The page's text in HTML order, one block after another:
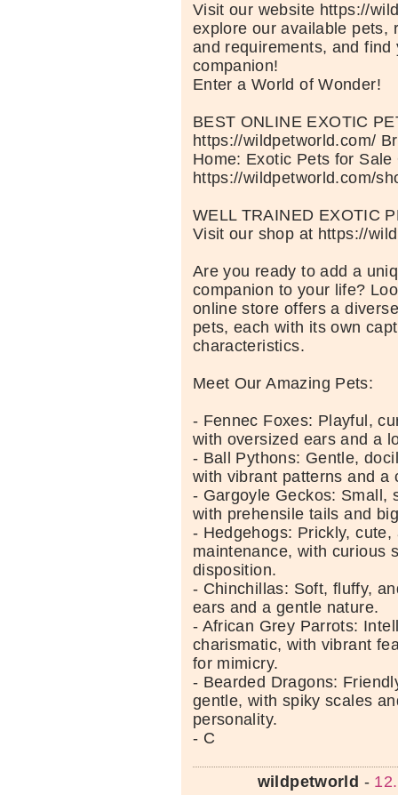
Visit our website https://
explore our available pets,
and requirements, and find
companion!
Enter a World of Wonder!
BEST ONLINE EXOTIC
https://wildpetworld.com/
Home: Exotic Pets for Sale
https://wildpetworld.com/
WELL TRAINED EXOTIC
Visit our shop at https://
Are you ready to add a
companion to your life?
online store offers a
pets, each with its own
characteristics.
Meet Our Amazing Pets:
- Fennec Foxes: Playful,
with oversized ears and a
- Ball Pythons: Gentle,
with vibrant patterns and a
- Gargoyle Geckos: Small,
with prehensile tails and
- Hedgehogs: Prickly, cute,
maintenance, with curious
disposition.
- Chinchillas: Soft, fluffy,
ears and a gentle nature.
- African Grey Parrots:
charismatic, with vibrant
for mimicry.
- Bearded Dragons:
gentle, with spiky scales
personality.
- C
wildpetworld -